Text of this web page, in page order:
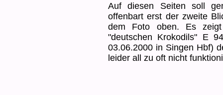
Auf diesen Seiten soll
offenbart erst der zweite
dem Foto oben. Es
"deutschen Krokodils" E
03.06.2000 in Singen Hbf)
leider all zu oft nicht